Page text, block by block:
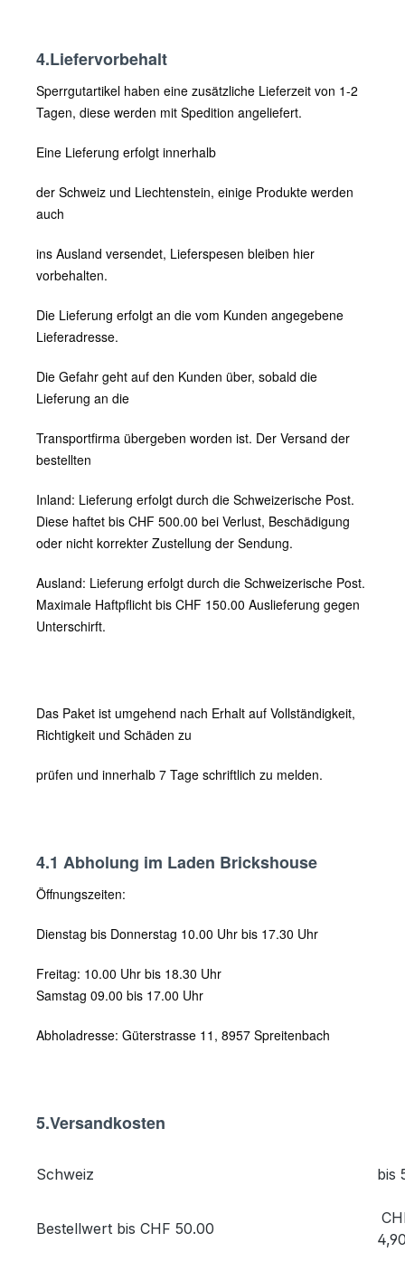
4.Liefervorbehalt
Sperrgutartikel haben eine zusätzliche Lieferzeit von 1-2
Tagen, diese werden mit Spedition angeliefert.
Eine Lieferung erfolgt innerhalb
der Schweiz und Liechtenstein, einige Produkte werden
auch
ins Ausland versendet, Lieferspesen bleiben hier
vorbehalten.
Die Lieferung erfolgt an die vom Kunden angegebene
Lieferadresse.
Die Gefahr geht auf den Kunden über, sobald die
Lieferung an die
Transportfirma übergeben worden ist. Der Versand der
bestellten
Inland: Lieferung erfolgt durch die Schweizerische Post.
Diese haftet bis CHF 500.00 bei Verlust, Beschädigung
oder nicht korrekter Zustellung der Sendung.
Ausland: Lieferung erfolgt durch die Schweizerische Post.
Maximale Haftpflicht bis CHF 150.00 Auslieferung gegen
Unterschirft.
Das Paket ist umgehend nach Erhalt auf Vollständigkeit,
Richtigkeit und Schäden zu
prüfen und innerhalb 7 Tage schriftlich zu melden.
4.1 Abholung im Laden Brickshouse
Öffnungszeiten:
Dienstag bis Donnerstag 10.00 Uhr bis 17.30 Uhr
Freitag: 10.00 Uhr bis 18.30 Uhr
Samstag 09.00 bis 17.00 Uhr
Abholadresse: Güterstrasse 11, 8957 Spreitenbach
5.Versandkosten
Schweiz bis
Bestellwert bis CHF 50.00